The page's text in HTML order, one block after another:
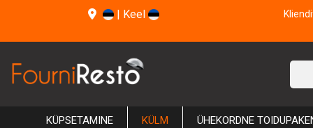
| Keel
KÜPSETAMINE KÜLM ÜHEKORDNE